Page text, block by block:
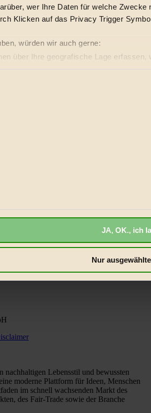
wer Ihre Daten für welche
Klicken auf das Privacy Trigger
würden wir auch gerne:
über Ihre geografische Lage
aktives Scannen nach bestimmten
Cookies
Plattformen anzuzeigen, oder auch,
JA, OK., ich
Nur
Talk: Einfluss auf das
übersichtlich aufbereitet vom
E-Mail.
nachhaltigen Lebensstil und bewussten
moderne Plattform für Ideen, Menschen
im schnell wachsenden Markt des
des Fair-Trade sowie der Branche